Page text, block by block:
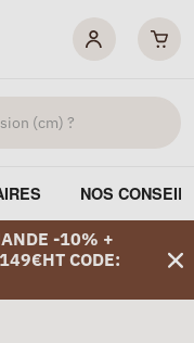
NOS
-10% +
CODE: